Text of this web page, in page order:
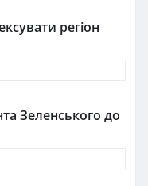
регіон
Зеленського до